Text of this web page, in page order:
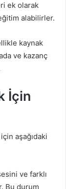
ek olarak
alabilirler.
kaynak
ve kazanç
İçin
aşağıdaki
ve farklı
Bu durum